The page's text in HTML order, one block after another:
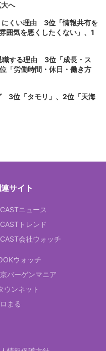
へ
にくい理由 3位「情報共有を
囲気を悪くしたくない」、1
職する理由 3位「成長・ス
「労働時間・休日・働き方
3位「タモリ」、2位「天海
サイト
ニュース
トレンド
会社ウォッチ
ウォッチ
バーゲンマニア
ウンネット
まる